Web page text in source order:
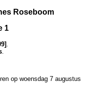
Roseboom
1
op woensdag 7 augustus